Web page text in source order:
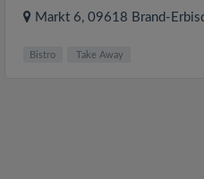
Markt 6, 09618 Brand-
Bistro Take Away